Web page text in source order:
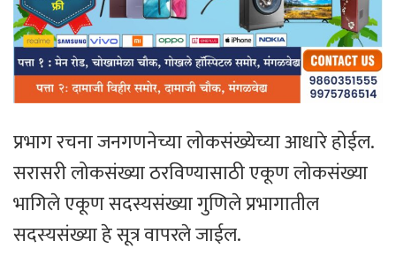
प्रभाग रचना जनगणनेच्या लोकसंख्येच्या आधारे होईल.
सरासरी लोकसंख्या ठरविण्यासाठी एकूण लोकसंख्या
भागिले एकूण सदस्यसंख्या गुणिले प्रभागातील
सदस्यसंख्या हे सूत्र वापरले जाईल.